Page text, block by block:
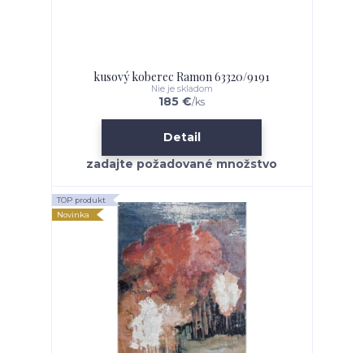
kusový koberec Ramon 63320/9191
185 €/ks
Nie je skladom
Detail
TOP produkt
Novinka